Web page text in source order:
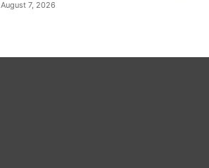
August 7, 2026